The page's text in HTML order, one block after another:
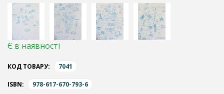
Є в наявності
КОД ТОВАРУ: 7041
ISBN: 978-617-670-793-6